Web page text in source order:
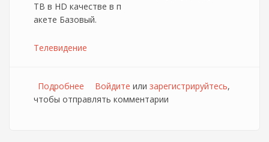
ТВ в HD качестве в п
акете Базовый.
Телевидение
Подробнее о Изменения в базовом телепакете
оператора Зелёная точка (Липецк)
Войдите или зарегистрируйтесь,
чтобы отправлять комментарии